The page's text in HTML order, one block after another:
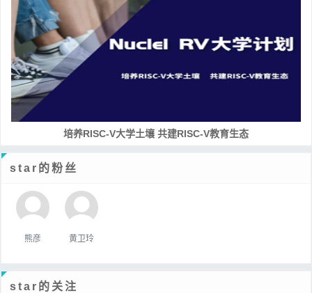
培养RISC-V大学土壤 共建RISC-V教育生态
star的粉丝
熊彦 黄卫玲
star的关注